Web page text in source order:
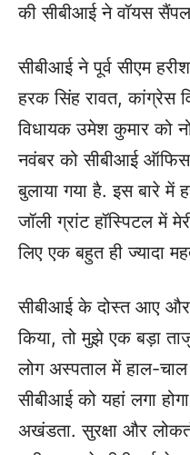
की सीबीआई ने वॉयस
सीबीआई ने पूर्व सीएम
हरक सिंह रावत, कांग्रेस
विधायक उमेश कुमार को
नवंबर को सीबीआई
बुलाया गया है. इस बारे
जॉली ग्रांट हॉस्पिटल में
लिए एक बहुत ही ज्यादा
सीबीआई के दोस्त आए और
किया, तो मुझे एक बड़ा
लोग अस्पताल में हाल-
सीबीआई को यहां लगा
अखंडता. सुरक्षा और